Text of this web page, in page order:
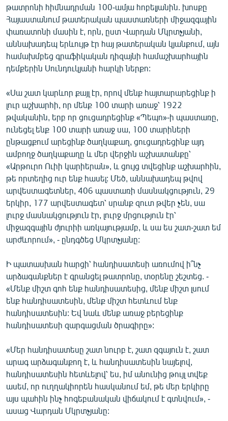
թատրոնի հիմնադրման 100-ամյա հոբելյանին. խոսքը
Հայաստանում թատերական պաստառների միջազգային
փառատոնի մասին է, որն, ըստ Վարդան Մկրտչյանի,
աննախադեպ երևույթ էր հայ թատերական կյանքում, այն
համախմբեց գրաֆիկական դիզայնի համաշխարհային
դեմքերին Սունդուկյանի հարկի ներքո:
«Սա շատ կարևոր քայլ էր, որով մենք հայտարարեցինք ի
լուր աշխարհի, որ մենք 100 տարի առաջ՝ 1922
թվականին, երբ որ ցուցադրեցինք «Պեպո»-ի պաստառը,
ունեցել ենք 100 տարի առաջ սա, 100 տարիների
ընթացքում արեցինք ծաղկաքաղ, ցուցադրեցինք այդ
ամբողջ ծաղկաքաղը և մեր վերջին աշխատանքը՝
«Արթուրո Ուիի կարիերան», և ցույց տվեցինք աշխարհին,
թե որտեղից ուր ենք հասել: Մեծ, աննախադեպ թվով
արվեստագետներ, 406 պաստառի մասնակցություն, 29
երկիր, 177 արվեստագետ՝ սրանք զուտ թվեր չեն, սա
լուրջ մասնակցություն էր, լուրջ մրցություն էր՝
միջազգային ժյուրիի առկայությամբ, և սա ես շատ-շատ եմ
արժևորում», - ընդգծեց Մկրտչյանը:
Ի պատասխան հարցի՝ հանդիսատեսի առումով ի՞նչ
արձագանքներ է գրանցել թատրոնը, տօրենը շեշտեց. -
«Մենք միշտ գոհ ենք հանդիսատեսից, մենք միշտ լսում
ենք հանդիսատեսին, մենք միշտ հետևում ենք
հանդիսատեսին: Եվ նաև մենք առաջ բերեցինք
հանդիսատեսի զարգացման ծրագիրը»:
«Մեր հանդիսատեսը շատ նուրբ է, շատ զգայուն է, շատ
արագ արձագանքող է, և հանդիսատեսին նայելով,
հանդիսատեսին հետևելով՝ ես, իմ անունից թույլ տվեք
ասեմ, որ ուղղակիորեն հասկանում եմ, թե մեր երկիրը
այս պահին ինչ հոգեբանական վիճակում է գտնվում», -
ասաց Վարդան Մկրտչյանը: